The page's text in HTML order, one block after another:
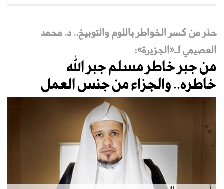
حذر من كسر الخواطر باللوم والتوبيخ.. د. محمد
العصيمي لـ«الجزيرة»:
من جبر خاطر مسلم جبر الله
خاطره.. والجزاء من جنس العمل